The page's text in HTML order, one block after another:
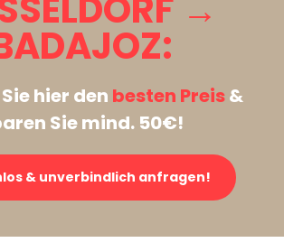
→
hier den besten Preis&
Sie mind. 50€!
& unverbindlich anfragen!